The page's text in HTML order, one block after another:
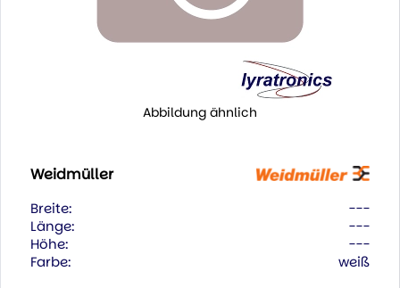
Abbildung ähnlich
Weidmüller
Breite:
---
Länge:
---
Höhe:
---
Farbe:
weiß